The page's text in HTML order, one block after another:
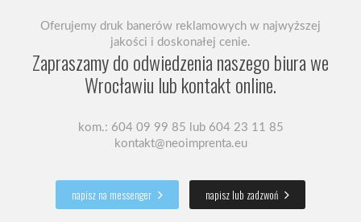
Oferujemy druk banerów reklamowych w najwyższej
jakości i doskonałej cenie.
Zapraszamy do odwiedzenia naszego biura we
Wrocławiu lub kontakt online.
kom.: 604 09 99 85 lub 604 23 11 85
kontakt@neoimprenta.eu
napisz na messenger napisz lub zadzwoń